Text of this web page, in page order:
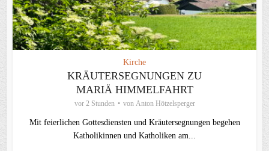
Kirche
KRÄUTERSEGNUNGEN ZU
MARIÄ HIMMELFAHRT
vor 2 Stunden von Anton Hötzelsperger
Mit feierlichen Gottesdiensten und Kräutersegnungen begehen
Katholikinnen und Katholiken am...